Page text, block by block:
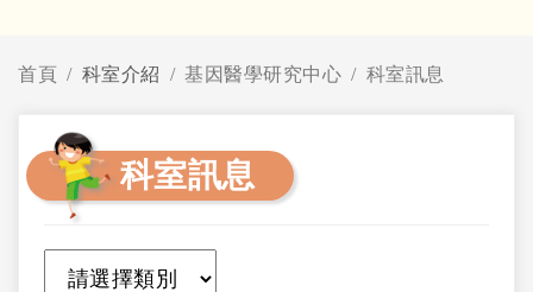
首頁 科室介紹 基因醫學研究中心 科室訊息
科室訊息